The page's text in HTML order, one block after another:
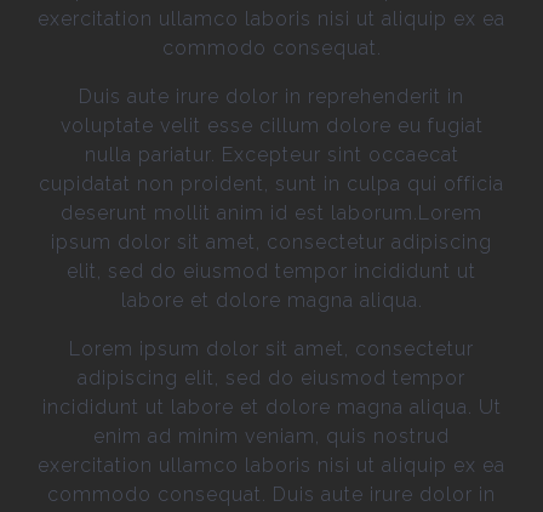
exercitation ullamco laboris nisi ut aliquip ex ea
commodo consequat.
Duis aute irure dolor in reprehenderit in
voluptate velit esse cillum dolore eu fugiat
nulla pariatur. Excepteur sint occaecat
cupidatat non proident, sunt in culpa qui officia
deserunt mollit anim id est laborum.Lorem
ipsum dolor sit amet, consectetur adipiscing
elit, sed do eiusmod tempor incididunt ut
labore et dolore magna aliqua.
Lorem ipsum dolor sit amet, consectetur
adipiscing elit, sed do eiusmod tempor
incididunt ut labore et dolore magna aliqua. Ut
enim ad minim veniam, quis nostrud
exercitation ullamco laboris nisi ut aliquip ex ea
commodo consequat. Duis aute irure dolor in